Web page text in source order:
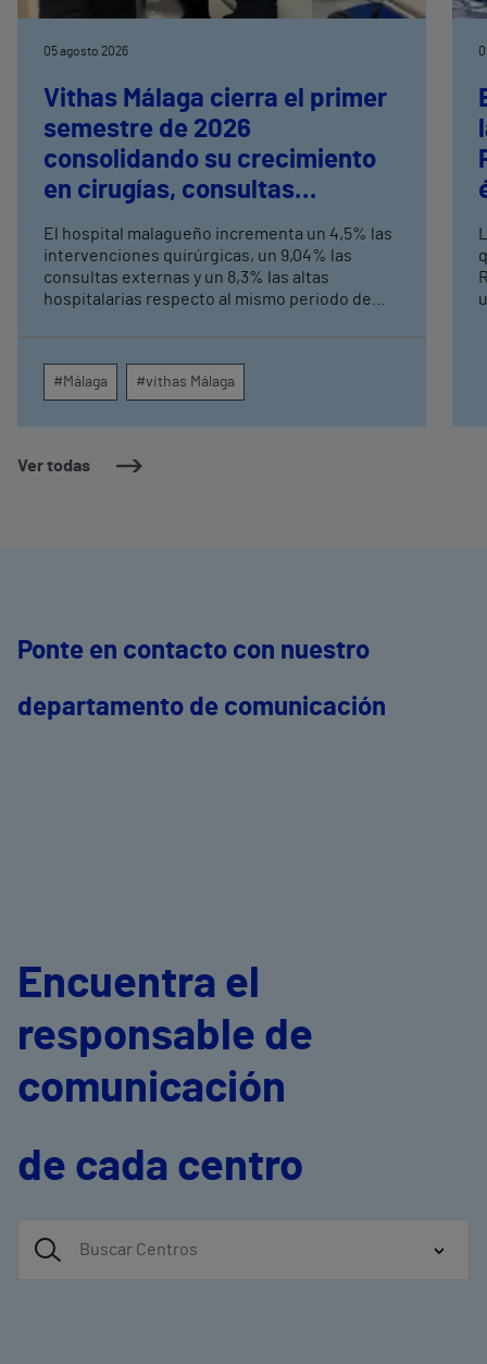
Ver todas
05 agosto 2026
Vithas Málaga cierra el primer
semestre de 2026
consolidando su crecimiento
en cirugías, consultas
El hospital malagueño incrementa un 4,5% las
intervenciones quirúrgicas, un 9,04% las
consultas externas y un 8,3% las altas
hospitalarias respecto al mismo periodo de
provincia dispara un 140% las intervenciones
quirúrgicas ambulatorias y un 7% las consultas
como oftalmología, aparato digestivo,
#Málaga #vithas Málaga
Ponte en contacto con nuestro
departamento de comunicación
Encuentra el
responsable de
comunicación
de cada centro